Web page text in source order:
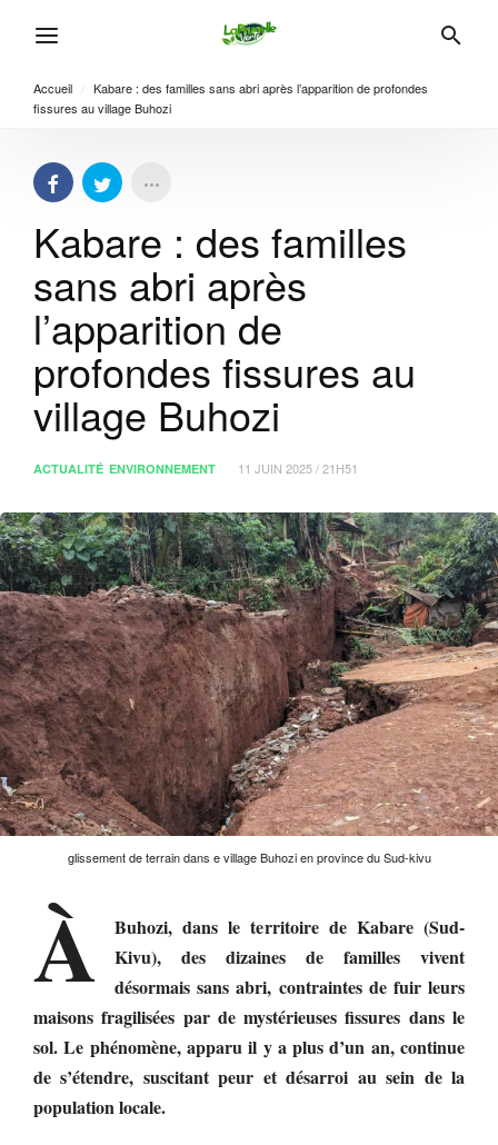
Accueil
Kabare : des familles sans abri après l’apparition de profondes
fissures au village Buhozi
Kabare : des familles
sans abri après
l’apparition de
profondes fissures au
village Buhozi
ACTUALITÉ ENVIRONNEMENT 11 JUIN 2025 / 21H51
glissement de terrain dans e village Buhozi en province du Sud-kivu
À
Buhozi, dans le territoire de Kabare (Sud-
Kivu), des dizaines de familles vivent
désormais sans abri, contraintes de fuir leurs
maisons fragilisées par de mystérieuses fissures dans le
sol. Le phénomène, apparu il y a plus d’un an, continue
de s’étendre, suscitant peur et désarroi au sein de la
population locale.